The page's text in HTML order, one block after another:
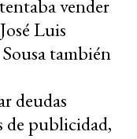
vender
Luis
también
deudas
de publicidad,